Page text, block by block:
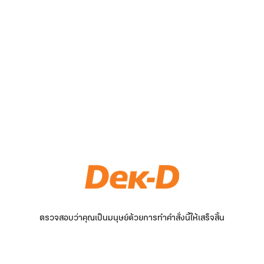
ตรวจสอบว่าคุณเป็นมนุษย์ด้วยการทำคำสั่งนี้ให้เสร็จสิ้น